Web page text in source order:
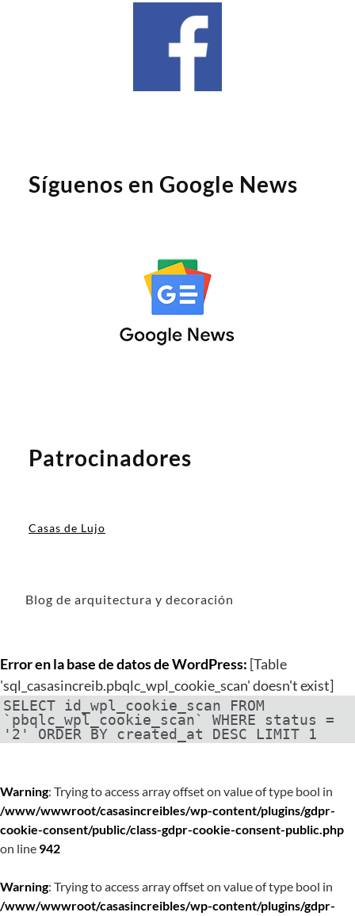
Síguenos en Google News
Patrocinadores
Casas de Lujo
Blog de arquitectura y decoración
Error en la base de datos de WordPress: [Table
'sql_casasincreib.pbqlc_wpl_cookie_scan' doesn't exist]
SELECT id_wpl_cookie_scan FROM
`pbqlc_wpl_cookie_scan` WHERE status =
'2' ORDER BY created_at DESC LIMIT 1
Warning: Trying to access array offset on value of type bool in
/www/wwwroot/casasincreibles/wp-content/plugins/gdpr-
cookie-consent/public/class-gdpr-cookie-consent-public.php
on line 942
Warning: Trying to access array offset on value of type bool in
/www/wwwroot/casasincreibles/wp-content/plugins/gdpr-